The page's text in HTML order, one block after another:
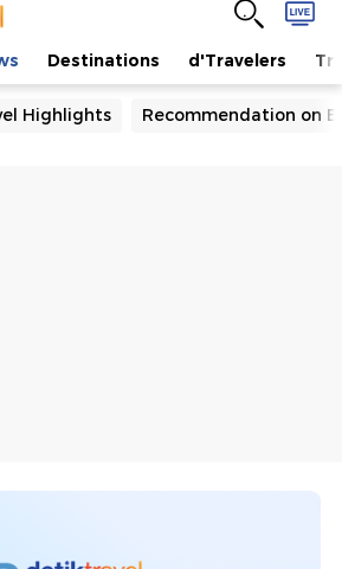
Destinations d'Travelers
Highlights Recommendation on